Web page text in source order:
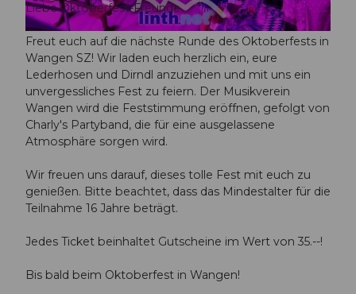
© Guidle.com
Liebe Oktoberfest-Freunde
Freut euch auf die nächste Runde des Oktoberfests in
Wangen SZ! Wir laden euch herzlich ein, eure
Lederhosen und Dirndl anzuziehen und mit uns ein
unvergessliches Fest zu feiern. Der Musikverein
Wangen wird die Feststimmung eröffnen, gefolgt von
Charly's Partyband, die für eine ausgelassene
Atmosphäre sorgen wird.
Wir freuen uns darauf, dieses tolle Fest mit euch zu
genießen. Bitte beachtet, dass das Mindestalter für die
Teilnahme 16 Jahre beträgt.
Jedes Ticket beinhaltet Gutscheine im Wert von 35.--!
Bis bald beim Oktoberfest in Wangen!